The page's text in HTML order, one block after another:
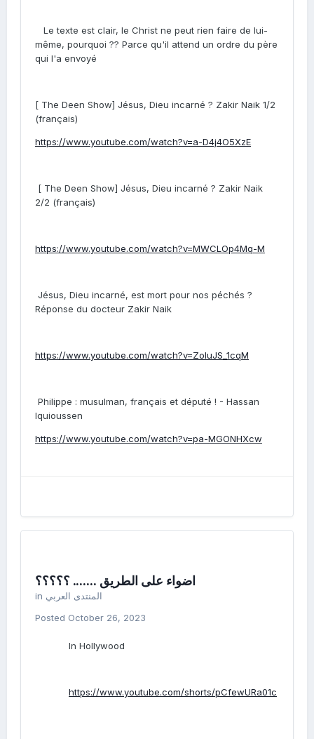
Le texte est clair, le Christ ne peut rien faire de lui-
même, pourquoi ?? Parce qu'il attend un ordre du père
qui l'a envoyé
[ The Deen Show] Jésus, Dieu incarné ? Zakir Naik 1/2
(français)
https://www.youtube.com/watch?v=a-D4j4O5XzE
[ The Deen Show] Jésus, Dieu incarné ? Zakir Naik
2/2 (français)
https://www.youtube.com/watch?v=MWCLOp4Mq-M
Jésus, Dieu incarné, est mort pour nos péchés ?
Réponse du docteur Zakir Naik
https://www.youtube.com/watch?v=ZoIuJS_1cqM
Philippe : musulman, français et député ! - Hassan
Iquioussen
https://www.youtube.com/watch?v=pa-MGONHXcw
اضواء على الطريق ....... ؟؟؟؟؟
in المنتدى العربي
Posted October 26, 2023
In Hollywood
https://www.youtube.com/shorts/pCfewURa01c